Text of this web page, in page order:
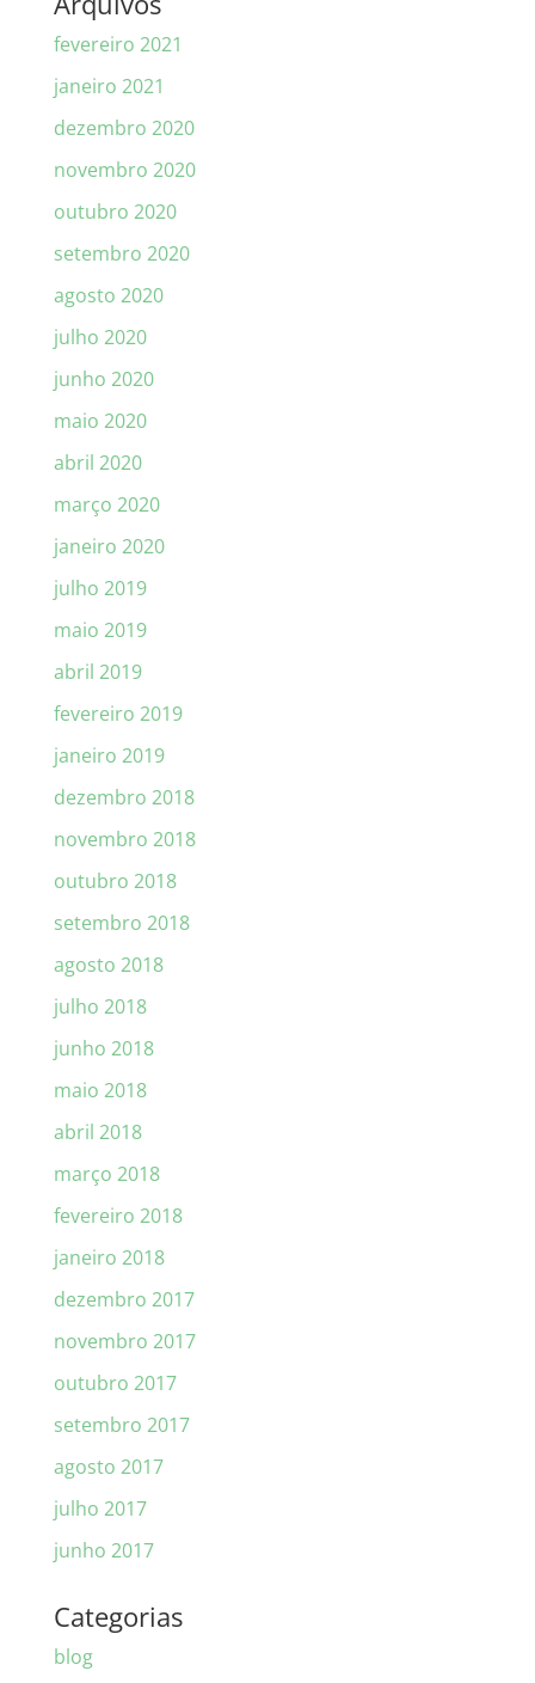
fevereiro 2021
janeiro 2021
dezembro 2020
novembro 2020
outubro 2020
setembro 2020
agosto 2020
julho 2020
junho 2020
maio 2020
abril 2020
março 2020
janeiro 2020
julho 2019
maio 2019
abril 2019
fevereiro 2019
janeiro 2019
dezembro 2018
novembro 2018
outubro 2018
setembro 2018
agosto 2018
julho 2018
junho 2018
maio 2018
abril 2018
março 2018
fevereiro 2018
janeiro 2018
dezembro 2017
novembro 2017
outubro 2017
setembro 2017
agosto 2017
julho 2017
junho 2017
Categorias
blog